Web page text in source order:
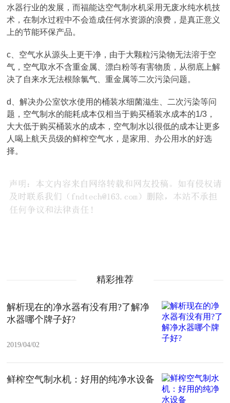
水器行业的发展，而福能达空气制水机采用无废水纯水机技
术，在制水过程中不会造成任何水资源的浪费，是真正意义
上的节能环保产品。
c、空气水从源头上更干净，由于大颗粒污染物无法溶于空
气，空气取水不含重金属、漂白粉等有害物质，从彻底上解
决了自来水无法根除氯气、重金属等二次污染问题。
d、解决办公室饮水使用的桶装水细菌滋生、二次污染等问
题，空气制水的能耗成本仅相当于购买桶装水成本的1/3，
大大低于购买桶装水的成本，空气制水以很低的成本让更多
人喝上航天员级的鲜榨空气水，是家用、办公用水的好选
择。
精彩推荐
解析现在的净水器有没有用?了解净
水器哪个牌子好?
2019/04/02
鲜榨空气制水机：好用的纯净水设备